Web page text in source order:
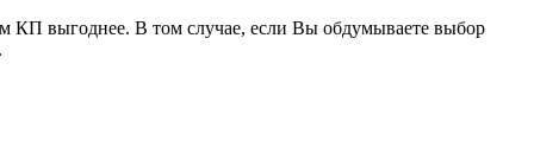
КП выгоднее. В том случае, если Вы обдумываете выбор